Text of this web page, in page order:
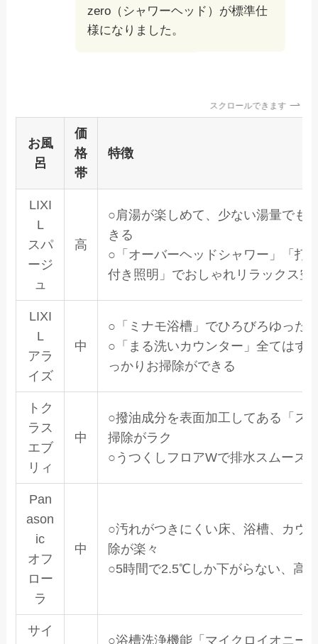
zero（シャワーヘッド）が標準仕
様になりました。
スクロールできます
お風
呂
価
格
帯
特徴
LIXI
L
スパ
ージ
ュ
高
○肩湯が楽しめて、少ない湯量でも
きる
○「オーバーヘッドシャワー」「打
付き照明」でおしゃれリラックス空
LIXI
L
アラ
イズ
中
○「ミナモ浴槽」でひろびろゆった
○「まる洗いカウンター」全てはず
っかりお掃除ができる
トク
ラス
エブ
リィ
中
○撥油成分を表面加工してある「ス
掃除がラク
○うつくしフロアWで排水スムーズ
Pan
ason
ic
オフ
ロー
ラ
中
○汚れがつきにくい床、浴槽、カウ
除が楽々
○5時間で2.5℃しか下がらない、高
サイ
○浴槽洗浄機能「マイクロイオニー